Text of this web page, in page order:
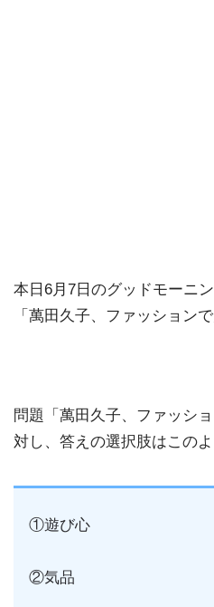
本日6月7日のグッドモーニ
「萬田久子、ファッション
問題「萬田久子、ファッシ
対し、答えの選択肢はこのよ
①遊び心
②気品